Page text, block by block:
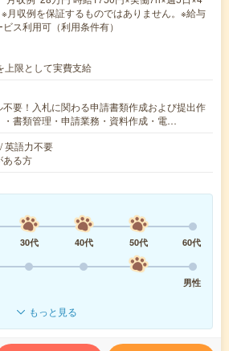
月収例を保証するものではありません。※給与
ス利用可（利用条件有）
上限として実費支給
要！入札に関わる申請書類作成および提出作
・書類管理・申請業務・資料作成・電…
英語力不要
ある方
30代 40代 50代
60代
男性
もっと見る